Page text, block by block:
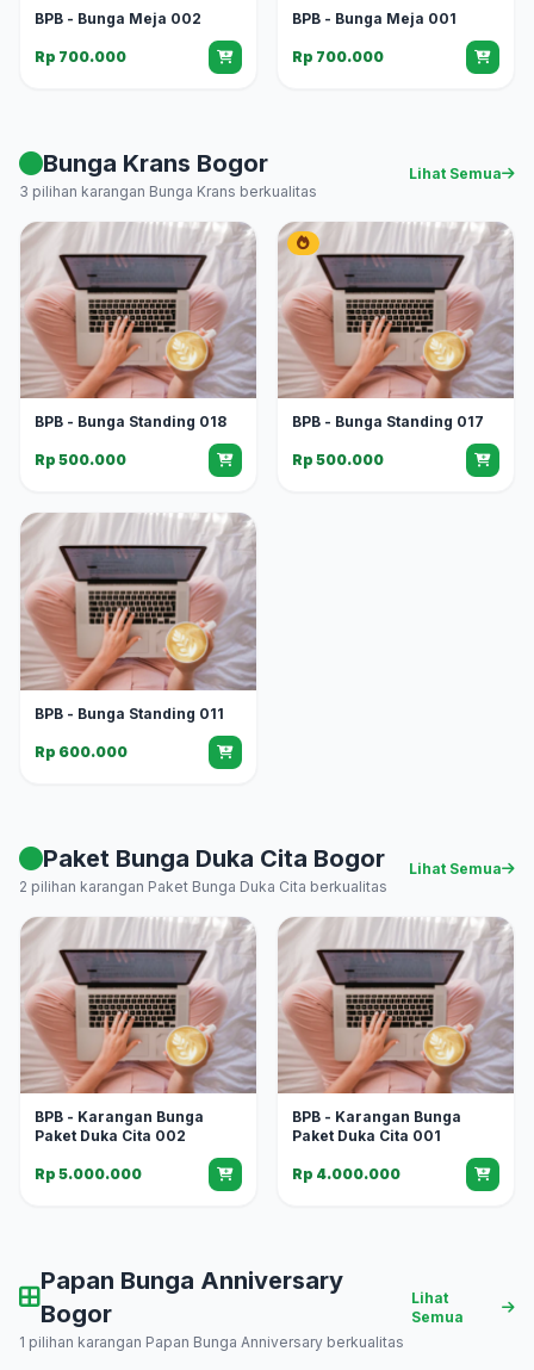
BPB - Bunga Meja 002
Rp 700.000
BPB - Bunga Meja 001
Rp 700.000
Bunga Krans Bogor
3 pilihan karangan Bunga Krans berkualitas
Lihat Semua
BPB - Bunga Standing 018
Rp 500.000
BPB - Bunga Standing 017
Rp 500.000
BPB - Bunga Standing 011
Rp 600.000
Paket Bunga Duka Cita Bogor
2 pilihan karangan Paket Bunga Duka Cita berkualitas
Lihat Semua
BPB - Karangan Bunga
Paket Duka Cita 002
Rp 5.000.000
BPB - Karangan Bunga
Paket Duka Cita 001
Rp 4.000.000
Papan Bunga Anniversary
Bogor
1 pilihan karangan Papan Bunga Anniversary berkualitas
Lihat
Semua